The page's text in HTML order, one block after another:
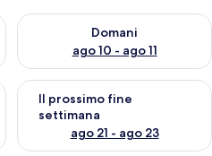
sera, ago 9 - ago 10
Domani
ago 10 - ago 11
Verifica la disponibilità per
fine settimana, ago 14 -
Il prossimo fine
settimana
ago 21 - ago 23
Verifica la disponibilità per il